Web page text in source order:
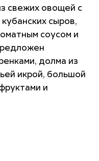
свежих овощей с
сыров,
соусом и
долма из
икрой, большой
и